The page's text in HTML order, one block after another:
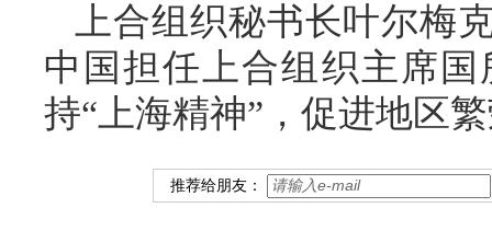
上合组织秘书长叶尔梅
中国担任上合组织主席
持“上海精神”，促进地区
推荐给朋友：